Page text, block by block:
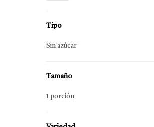
Tipo
Sin azúcar
Tamaño
1 porción